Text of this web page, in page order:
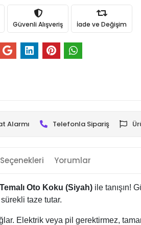
Güvenli Alışveriş İade ve Değişim
Alarmı Telefonla Sipariş
Yorumlar
Oto Koku (Siyah) ile tanışın!
taze tutar.
Elektrik veya pil gerektirmez,